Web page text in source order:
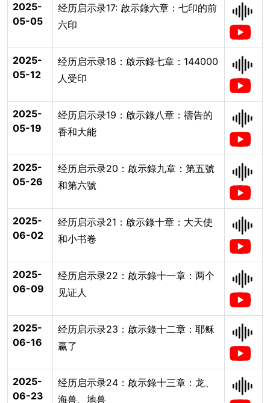
2025-
05-05
经历启示录17: 啟示錄六章：七印的前
六印
2025-
05-12
经历启示录18：啟示錄七章：144000
人受印
2025-
05-19
经历启示录19：啟示錄八章：禱告的
香和大能
2025-
05-26
经历启示录20：啟示錄九章：第五號
和第六號
2025-
06-02
经历启示录21：啟示錄十章：大天使
和小书卷
2025-
06-09
经历启示录22：啟示錄十一章：两个
见证人
2025-
06-16
经历启示录23：啟示錄十二章：耶稣
赢了
2025-
06-23
经历启示录24：啟示錄十三章：龙、
海兽、地兽